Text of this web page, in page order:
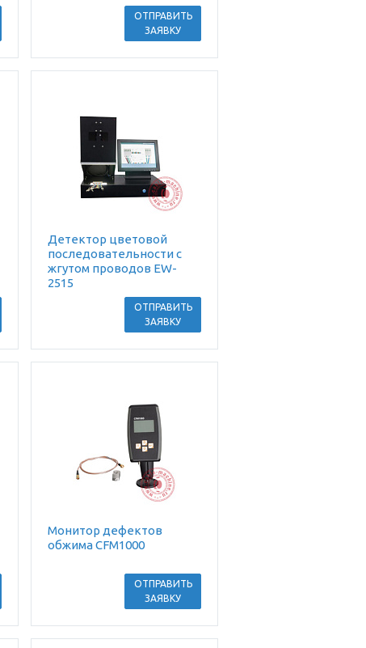
ОТПРАВИТЬ
ЗАЯВКУ
Детектор цветовой
последовательности с
жгутом проводов EW-
2515
ОТПРАВИТЬ
ЗАЯВКУ
Монитор дефектов
обжима CFM1000
ОТПРАВИТЬ
ЗАЯВКУ